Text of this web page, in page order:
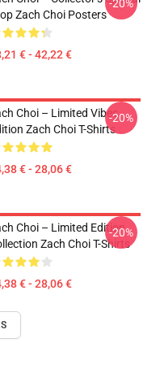
Zach Choi Posters
€ - 42,22 €
-20%
Choi – Limited Vibes
Zach Choi T-Shirts
€ - 28,06 €
-20%
Choi – Limited Edition
Zach Choi T-Shirts
€ - 28,06 €
-20%